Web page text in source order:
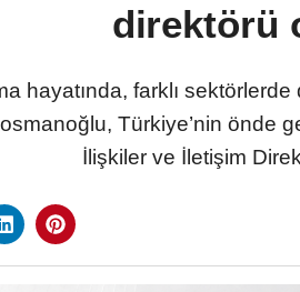
direktörü
hayatında, farklı
Türkiye’nin önde
İlişkiler ve İletişim